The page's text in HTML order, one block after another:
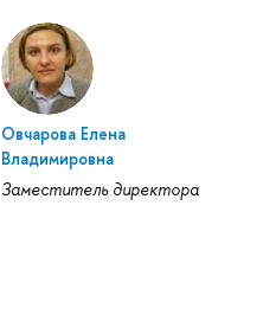
Овчарова Елена
Владимировна
Заместитель директора